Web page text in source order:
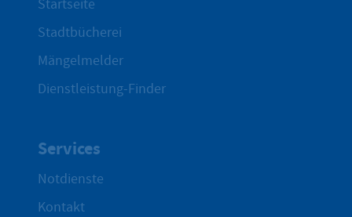
Startseite
Stadtbücherei
Mängelmelder
Dienstleistung-Finder
Services
Notdienste
Kontakt